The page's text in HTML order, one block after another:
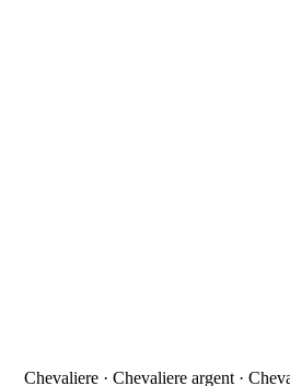
Chevaliere · Chevaliere argent ·